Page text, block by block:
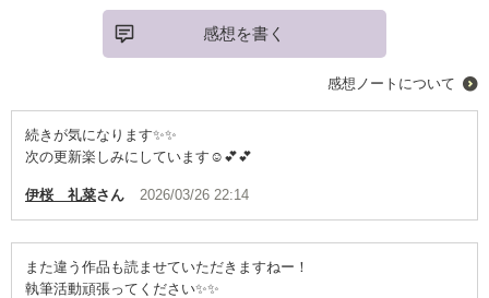
感想を書く
感想ノートについて
続きが気になります✨✨
次の更新楽しみにしています☺️💕💕
伊桜 礼菜さん 2026/03/26 22:14
また違う作品も読ませていただきますねー！
執筆活動頑張ってください✨✨